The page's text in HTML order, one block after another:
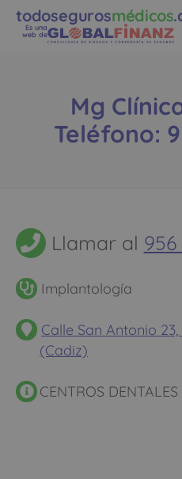
todosegurosmédicos
Es una
web de
Mg
Teléfono:
Llamar al
Implantología
Calle San Antonio 23,
(Cadiz)
CENTROS DENTALES